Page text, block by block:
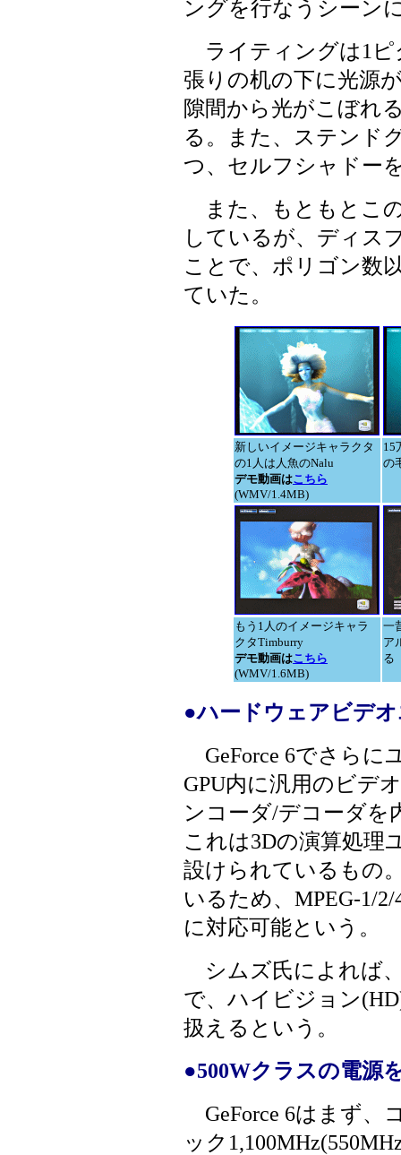
ングを行なうシーン
ライティングは1ピ
張りの机の下に光源
隙間から光がこぼれ
る。また、ステンド
つ、セルフシャドー
また、もともとこ
しているが、ディス
ことで、ポリゴン数
ていた。
新しいイメージキャラクタ
の1人は人魚のNalu
デモ動画はこちら
(WMV/1.4MB)
15
の
もう1人のイメージキャラ
クタTimburry
デモ動画はこちら
(WMV/1.6MB)
一
ア
る
●ハードウェアビデ
GeForce 6でさらに
GPU内に汎用のビデ
ンコーダ/デコーダを
これは3Dの演算処理
設けられているもの
いるため、MPEG-1/
に対応可能という。
シムズ氏によれば
で、ハイビジョン
扱えるという。
●500Wクラスの電源
GeForce 6はまず、
ック